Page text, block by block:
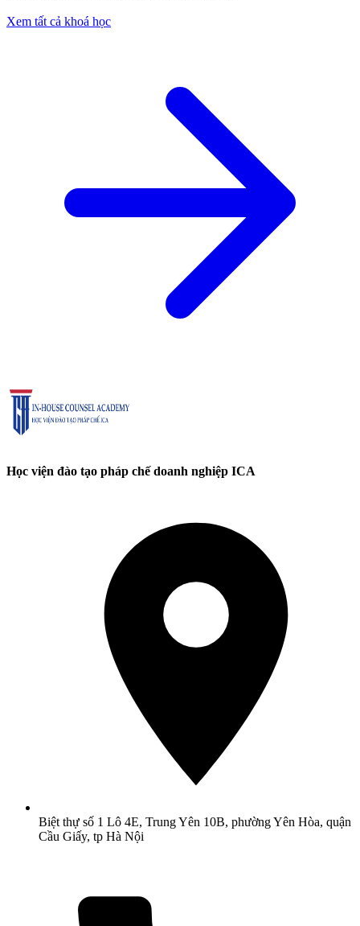
Xem tất cả khoá học
Học viện đào tạo pháp chế doanh nghiệp ICA
Biệt thự số 1 Lô 4E, Trung Yên 10B, phường Yên Hòa, quận
Cầu Giấy, tp Hà Nội